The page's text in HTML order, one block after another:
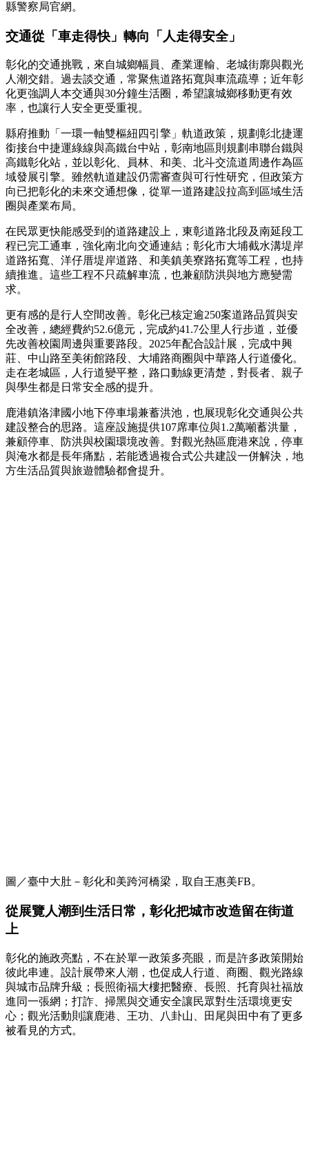
縣警察局官網。
交通從「車走得快」轉向「人走得安全」
彰化的交通挑戰，來自城鄉幅員、產業運輸、老城街廓與觀光
人潮交錯。過去談交通，常聚焦道路拓寬與車流疏導；近年彰
化更強調人本交通與30分鐘生活圈，希望讓城鄉移動更有效
率，也讓行人安全更受重視。
縣府推動「一環一軸雙樞紐四引擎」軌道政策，規劃彰北捷運
銜接台中捷運綠線與高鐵台中站，彰南地區則規劃串聯台鐵與
高鐵彰化站，並以彰化、員林、和美、北斗交流道周邊作為區
域發展引擎。雖然軌道建設仍需審查與可行性研究，但政策方
向已把彰化的未來交通想像，從單一道路建設拉高到區域生活
圈與產業布局。
在民眾更快能感受到的道路建設上，東彰道路北段及南延段工
程已完工通車，強化南北向交通連結；彰化市大埔截水溝堤岸
道路拓寬、洋仔厝堤岸道路、和美鎮美寮路拓寬等工程，也持
續推進。這些工程不只疏解車流，也兼顧防洪與地方應變需
求。
更有感的是行人空間改善。彰化已核定逾250案道路品質與安
全改善，總經費約52.6億元，完成約41.7公里人行步道，並優
先改善校園周邊與重要路段。2025年配合設計展，完成中興
莊、中山路至美術館路段、大埔路商圈與中華路人行道優化。
走在老城區，人行道變平整，路口動線更清楚，對長者、親子
與學生都是日常安全感的提升。
鹿港鎮洛津國小地下停車場兼蓄洪池，也展現彰化交通與公共
建設整合的思路。這座設施提供107席車位與1.2萬噸蓄洪量，
兼顧停車、防洪與校園環境改善。對觀光熱區鹿港來說，停車
與淹水都是長年痛點，若能透過複合式公共建設一併解決，地
方生活品質與旅遊體驗都會提升。
圖／臺中大肚－彰化和美跨河橋梁，取自王惠美FB。
從展覽人潮到生活日常，彰化把城市改造留在街道
上
彰化的施政亮點，不在於單一政策多亮眼，而是許多政策開始
彼此串連。設計展帶來人潮，也促成人行道、商圈、觀光路線
與城市品牌升級；長照衛福大樓把醫療、長照、托育與社福放
進同一張網；打詐、掃黑與交通安全讓民眾對生活環境更安
心；觀光活動則讓鹿港、王功、八卦山、田尾與田中有了更多
被看見的方式。